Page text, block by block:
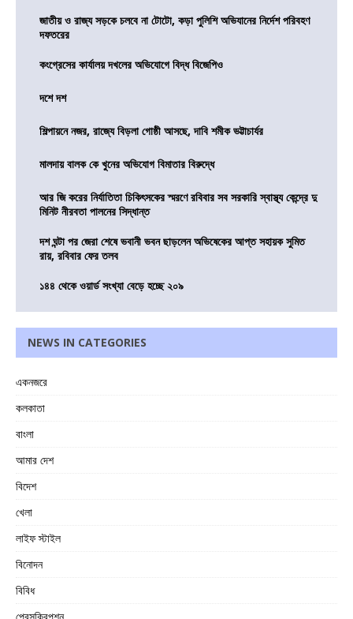
জাতীয় ও রাজ্য সড়কে চলবে না টোটো, কড়া পুলিশি অভিযানের নির্দেশ পরিবহণ
দফতরের
কংগ্রেসের কার্যালয় দখলের অভিযোগে বিদ্ধ বিজেপিও
দশে দশ
শিল্পায়নে নজর, রাজ্যে বিড়লা গোষ্ঠী আসছে, দাবি শমীক ভট্টাচার্যর
মালদায় বালক কে খুনের অভিযোগ বিমাতার বিরুদ্ধে
আর জি করের নির্যাতিতা চিকিৎসকের স্মরণে রবিবার সব সরকারি স্বাস্থ্য কেন্দ্রে দু
মিনিট নীরবতা পালনের সিদ্ধান্ত
দশ ঘন্টা পর জেরা শেষে ভবানী ভবন ছাড়লেন অভিষেকের আপ্ত সহায়ক সুমিত
রায়, রবিবার ফের তলব
১৪৪ থেকে ওয়ার্ড সংখ্যা বেড়ে হচ্ছে ২০৯
NEWS IN CATEGORIES
একনজরে
কলকাতা
বাংলা
আমার দেশ
বিদেশ
খেলা
লাইফ স্টাইল
বিনোদন
বিবিধ